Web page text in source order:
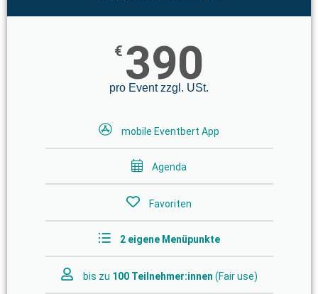
€ 390
pro Event zzgl. USt.
mobile Eventbert App
Agenda
Favoriten
2 eigene Menüpunkte
bis zu 100 Teilnehmer:innen (Fair use)